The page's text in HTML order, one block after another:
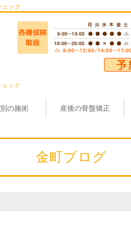
ック
ック
の施術 産後の骨盤矯正
金町ブログ